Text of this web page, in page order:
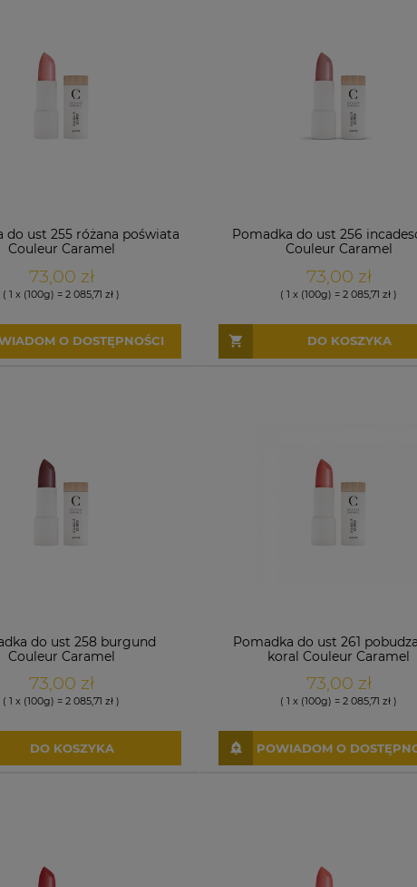
do ust 255 różana poświata
Couleur Caramel
73,00 zł
( 1 x (100g) = 2 085,71 zł )
O DOSTĘPNOŚCI
Pomadka do ust 256
Couleur Caramel
73,00 zł
( 1 x (100g) = 2 085,71 zł )
DO KOSZYKA
do ust 258 burgund
Couleur Caramel
73,00 zł
( 1 x (100g) = 2 085,71 zł )
DO KOSZYKA
Pomadka do ust 261
koral Couleur Caramel
73,00 zł
( 1 x (100g) = 2 085,71 zł )
POWIADOM O